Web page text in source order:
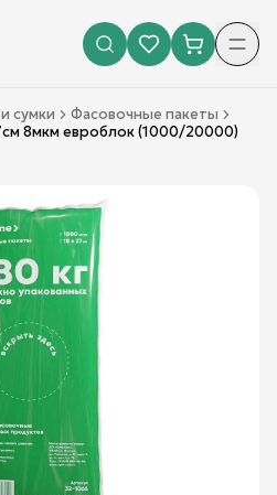
сумки
Фасовочные пакеты
8мкм евроблок (1000/20000)